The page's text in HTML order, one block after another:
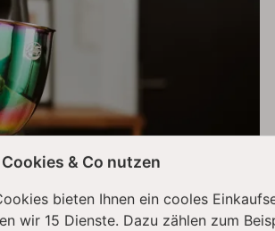
& Co nutzen
bieten Ihnen ein cooles
wir 15 Dienste. Dazu zählen zum